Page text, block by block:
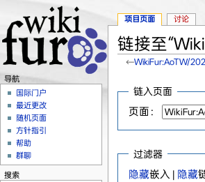
链接至
←WikiFur:AoTW/
链入页面
页面：
过滤器
隐藏嵌入 | 隐藏
项目页面 讨论
导航
国际门户
最近更改
随机页面
方针指引
帮助
群聊
搜索